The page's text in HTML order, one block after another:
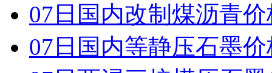
07日国内改制煤沥青
07日国内 等静压石墨